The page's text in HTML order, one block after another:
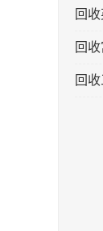
回
回
回